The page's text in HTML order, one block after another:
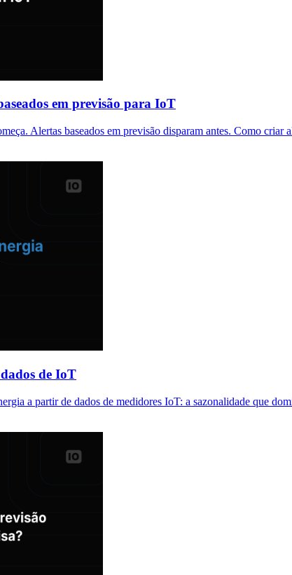
em previsão para IoT
Alertas baseados em previsão disparam antes. Como criar
de IoT
a partir de dados de medidores IoT: a sazonalidade que